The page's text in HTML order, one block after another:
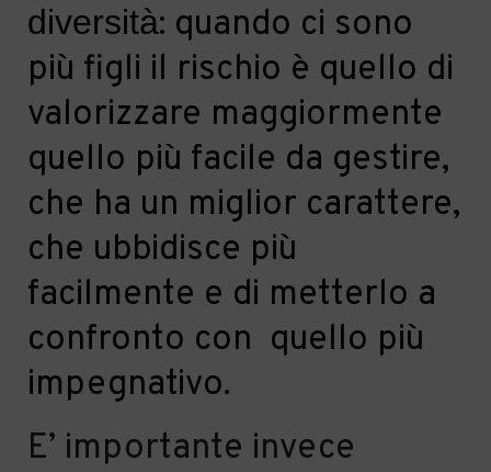
diversità: quando ci sono
più figli il rischio è quello di
valorizzare maggiormente
quello più facile da gestire,
che ha un miglior carattere,
che ubbidisce più
facilmente e di metterlo a
confronto con quello più
impegnativo.
E’ importante invece